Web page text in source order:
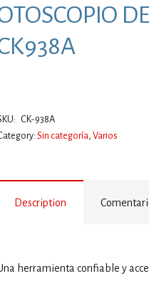
CK-938A
Sin categoría , Varios
Description
herramienta confiable y